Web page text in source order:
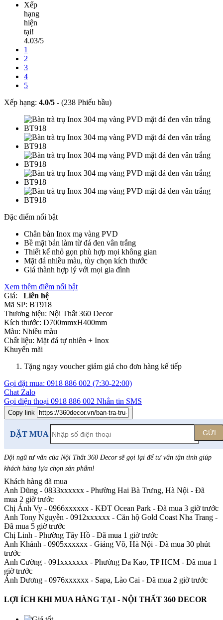
Xếp
hạng
hiện
tại!
4.03/5
1
2
3
4
5
Xếp hạng: 4.0/5 - (238 Phiếu bầu)
Đặc điểm nổi bật
Chân bàn Inox mạ vàng PVD
Bề mặt bán làm từ đá đen vân trắng
Thiết kế nhỏ gọn phù hợp mọi không gian
Mặt đá nhiều màu, tùy chọn kích thước
Giá thành hợp lý với mọi gia đình
Xem thêm điểm nổi bật
Giá:
Liên hệ
Mã SP: BT918
Thương hiệu: Nội Thất 360 Decor
Kích thước: D700mmxH400mm
Màu: Nhiều màu
Chất liệu: Mặt đá tự nhiên + Inox
Khuyến mãi
Tặng ngay voucher giảm giá cho đơn hàng kế tiếp
Gọi đặt mua: 0918 886 002 (7:30-22:00)
Chat Zalo
Gọi điện thoại 0918 886 002 Nhắn tin SMS
Copy link
ĐẶT MUA GỬI
Đội ngũ tư vấn của Nội Thất 360 Decor sẽ gọi lại để tư vấn tận tình giúp
khách hàng lựa chọn sản phẩm!
Khách hàng đã mua
Anh Dũng - 0833xxxxxx - Phường Hai Bà Trưng, Hà Nội - Đã
mua 2 giờ trước
Chị Ánh Vy - 0966xxxxxx - KĐT Ocean Park - Đã mua 3 giờ trước
Anh Tony Nguyễn - 0912xxxxxx - Căn hộ Gold Coast Nha Trang -
Đã mua 5 giờ trước
Chị Linh - Phường Tây Hồ - Đã mua 1 giờ trước
Anh Khánh - 0905xxxxxx - Giảng Võ, Hà Nội - Đã mua 30 phút
trước
Anh Cường - 091xxxxxxx - Phường Đa Kao, TP HCM - Đã mua 1
giờ trước
Ánh Dương - 0976xxxxxx - Sapa, Lào Cai - Đã mua 2 giờ trước
LỢI ÍCH KHI MUA HÀNG TẠI - NỘI THẤT 360 DECOR